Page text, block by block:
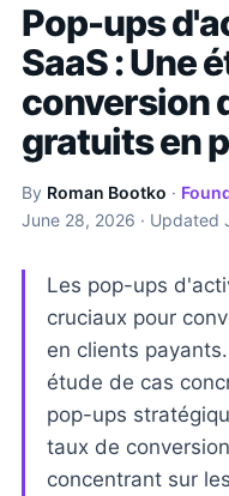
Pop-ups
SaaS : Une
conversion
gratuits en
By Roman Bootko ·
June 28, 2026 · Updated
Les pop-ups
cruciaux pour
en clients
étude de cas
pop-ups
taux de
concentrant sur